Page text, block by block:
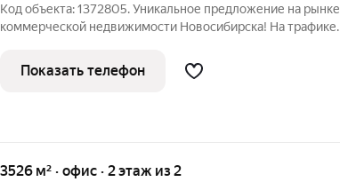
Код объекта: 1372805. Уникальное предложение на рынке
коммерческой недвижимости Новосибирска! На трафике
22/3 идеальный выбор для бизнеса с отдельным входом и
свободным доступом. Объект
Показать телефон
3526 м² · офис · 2 этаж из 2